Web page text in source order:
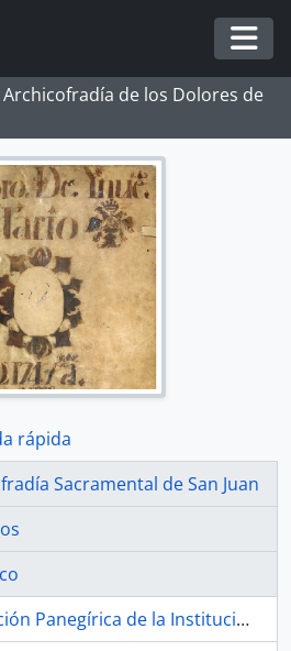
de los Dolores de
rápida
Sacramental de San Juan
Prevendado Racionero en la Sta. Iglesia Catedral de Malaga, Colegial, y Rector, que fue de Sta. Catharina, Universidad de Granada, Cthedratico de Philofophia en propiedad, Regente Catedrático de Prima de Teología de dicha Universidad y Examinador Sinodal de efte Obispado de Malaga. Sacanla a luz D. Joseph Antonio Rey, Beneficiado de la misma Iglesia, y D. Manuel Joseph Martinez, Familiar de la Santa Inquificion, Hermanos Mayores de la Hermandad y Cofradía del Smo. Sacramento de la mifma Iglesia. Y reverentes la dedican al Emo. Sr. Cardenal D.Fr. Gaspar de Molina y Oviedo, Obispo de Malaga, Presidente de Caftilla y Comiffario General de Cruzada Abril de 1740 en que annualmente celebra efta So